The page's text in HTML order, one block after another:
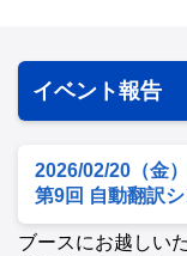
イベント報告
2026/02/20（金）
第9回 自動翻訳
ブースにお越しい